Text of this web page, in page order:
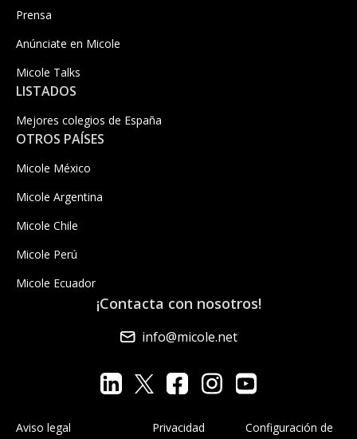
Prensa
Anúnciate en Micole
Micole Talks
LISTADOS
Mejores colegios de España
OTROS PAÍSES
Micole México
Micole Argentina
Micole Chile
Micole Perú
Micole Ecuador
¡Contacta con nosotros!
info@micole.net
Aviso legal Privacidad
Configuración de